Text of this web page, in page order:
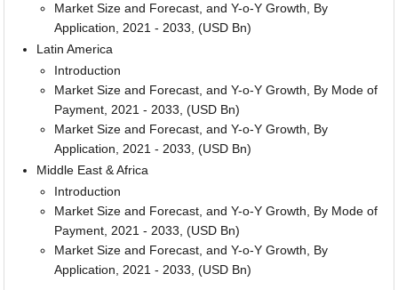
Market Size and Forecast, and Y-o-Y Growth, By
Application, 2021 - 2033, (USD Bn)
Latin America
Introduction
Market Size and Forecast, and Y-o-Y Growth, By Mode of
Payment, 2021 - 2033, (USD Bn)
Market Size and Forecast, and Y-o-Y Growth, By
Application, 2021 - 2033, (USD Bn)
Middle East & Africa
Introduction
Market Size and Forecast, and Y-o-Y Growth, By Mode of
Payment, 2021 - 2033, (USD Bn)
Market Size and Forecast, and Y-o-Y Growth, By
Application, 2021 - 2033, (USD Bn)